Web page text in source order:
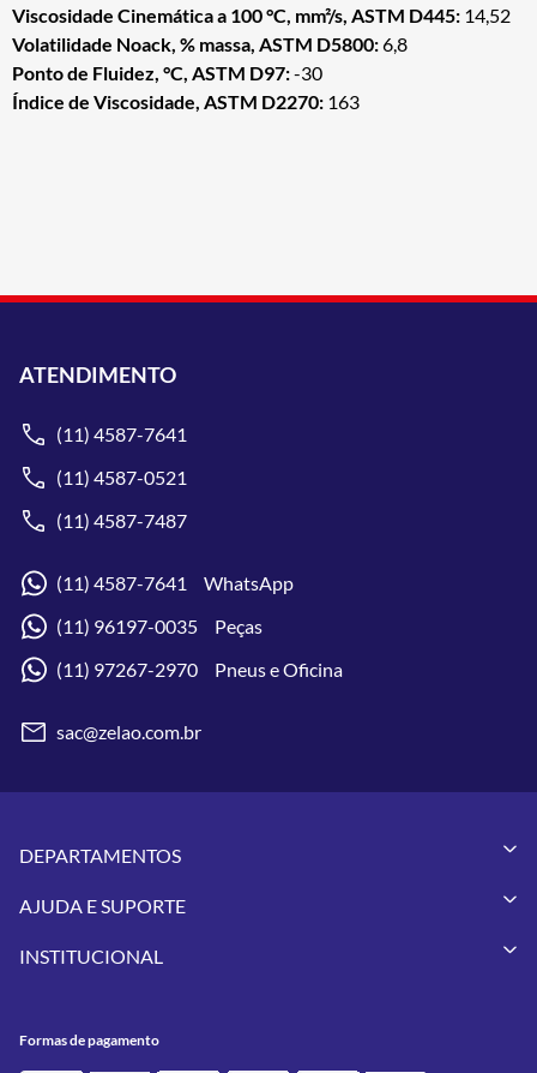
Viscosidade Cinemática a 100 °C, mm²/s, ASTM D445: 14,52
Volatilidade Noack, % massa, ASTM D5800:6,8
Ponto de Fluidez, °C, ASTM D97:-30
Índice de Viscosidade, ASTM D2270: 163
ATENDIMENTO
(11) 4587-7641
(11) 4587-0521
(11) 4587-7487
(11) 4587-7641 WhatsApp
(11) 96197-0035 Peças
(11) 97267-2970 Pneus e Oficina
sac@zelao.com.br
DEPARTAMENTOS
Vestuários
Pneus
Utilidades
AJUDA E SUPORTE
Meus Pedidos
INSTITUCIONAL
Contato
Formas de pagamento